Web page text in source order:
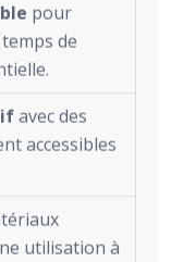
pour
de
avec des
accessibles
utilisation à